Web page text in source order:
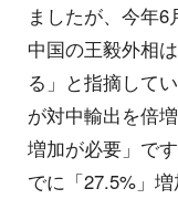
ましたが、今年
中国の王毅外相
る」と指摘して
が対中輸出を倍
増加が必要」で
でに「27.5%」